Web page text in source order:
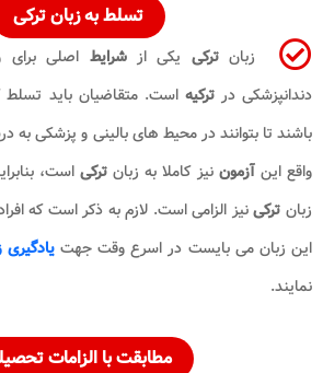
تسلط به زبان ترکی
زبانترکی یکی ازشرایط اصلی
دندانپزشکی درترکیه است. متقاضیان باید تسلط
باشند تا بتوانند در محیط های بالینی و پزشکی به
واقع اینآزمون نیز کاملا به زبانترکی است،
زبان ترکینیز الزامی است. لازم به ذکر است که
این زبان می بایست در اسرع وقت جهتیادگیری
نمایند.
مطابقت با الزامات